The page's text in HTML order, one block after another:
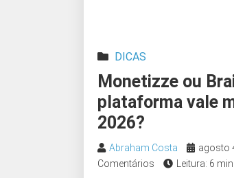
DICAS
Monetizze ou
plataforma vale
2026?
Abraham Costa agosto
Comentários
Leitura: 6 min